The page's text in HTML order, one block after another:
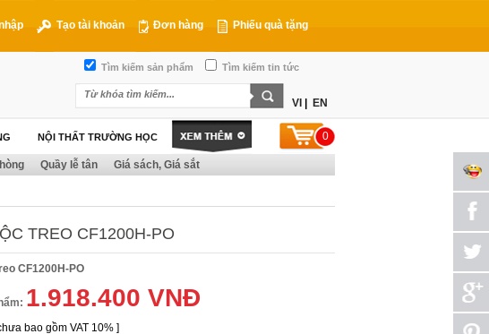
Tạo tài khoản Đơn hàng Phiếu quà tặng
Tìm kiếm sản phẩm Tìm kiếm tin tức
VI EN
NỘI THẤT TRƯỜNG HỌC 0
Quầy lễ tân Giá sách, Giá sắt
TREO CF1200H-PO
CF1200H-PO
1.918.400 VNĐ
bao gồm VAT 10% ]